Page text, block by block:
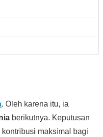
. Oleh karena itu, ia
berikutnya. Keputusan
maksimal bagi